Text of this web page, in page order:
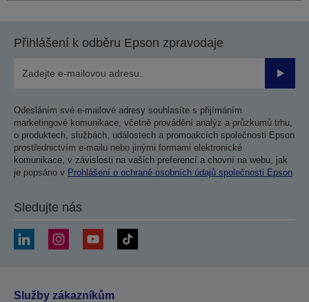
Přihlášení k odběru Epson zpravodaje
Odesláním své e-mailové adresy souhlasíte s přijímáním
marketingové komunikace, včetně provádění analýz a průzkumů trhu,
o produktech, službách, událostech a promoakcích společnosti Epson
prostřednictvím e-mailu nebo jinými formami elektronické
komunikace, v závislosti na vašich preferencí a chovní na webu, jak
je popsáno v Prohlášení o ochraně osobních údajů společnosti Epson
Sledujte nás
Služby zákazníkům